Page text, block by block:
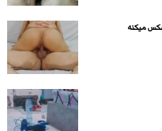
میکنه